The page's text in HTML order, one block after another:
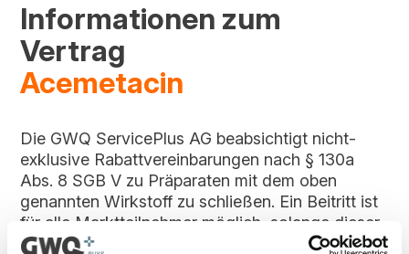
Informationen zum
Vertrag
Acemetacin
Die GWQ ServicePlus AG beabsichtigt nicht-
exklusive Rabattvereinbarungen nach § 130a
Abs. 8 SGB V zu Präparaten mit dem oben
genannten Wirkstoff zu schließen. Ein Beitritt ist
für alle Marktteilnehmer möglich, solange dieser
Vertrag im Vergabeportal gelistet ist.